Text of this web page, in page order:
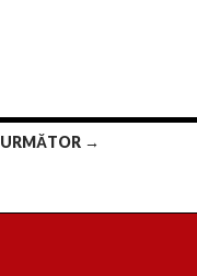
URMĂTOR →